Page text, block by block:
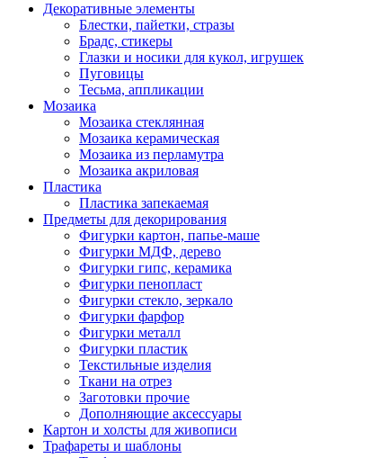
Декоративные элементы
Блестки, пайетки, стразы
Брадс, стикеры
Глазки и носики для кукол, игрушек
Пуговицы
Тесьма, аппликации
Мозаика
Мозаика стеклянная
Мозаика керамическая
Мозаика из перламутра
Мозаика акриловая
Пластика
Пластика запекаемая
Предметы для декорирования
Фигурки картон, папье-маше
Фигурки МДФ, дерево
Фигурки гипс, керамика
Фигурки пенопласт
Фигурки стекло, зеркало
Фигурки фарфор
Фигурки металл
Фигурки пластик
Текстильные изделия
Ткани на отрез
Заготовки прочие
Дополняющие аксессуары
Картон и холсты для живописи
Трафареты и шаблоны